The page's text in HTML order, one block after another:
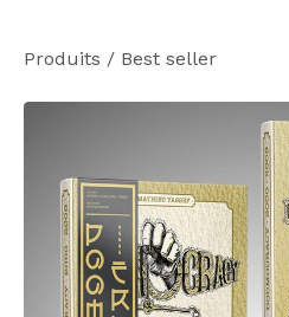
Produits / Best seller